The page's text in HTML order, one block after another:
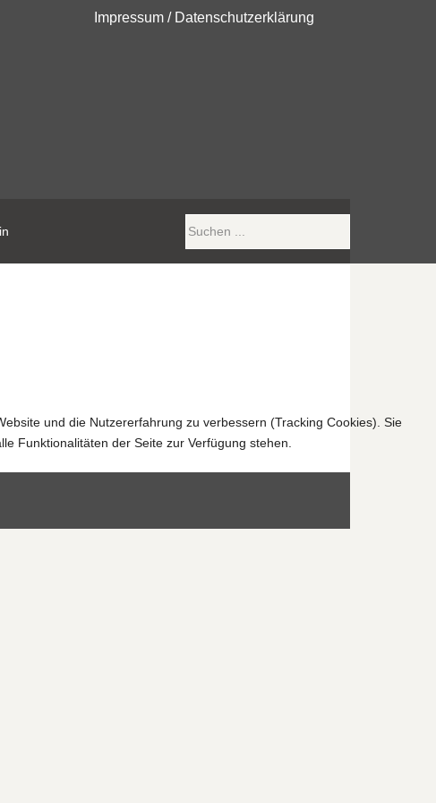
Impressum/ Datenschutzerklärung
und die Nutzererfahrung zu verbessern (Tracking Cookies). Sie
Funktionalitäten der Seite zur Verfügung stehen.